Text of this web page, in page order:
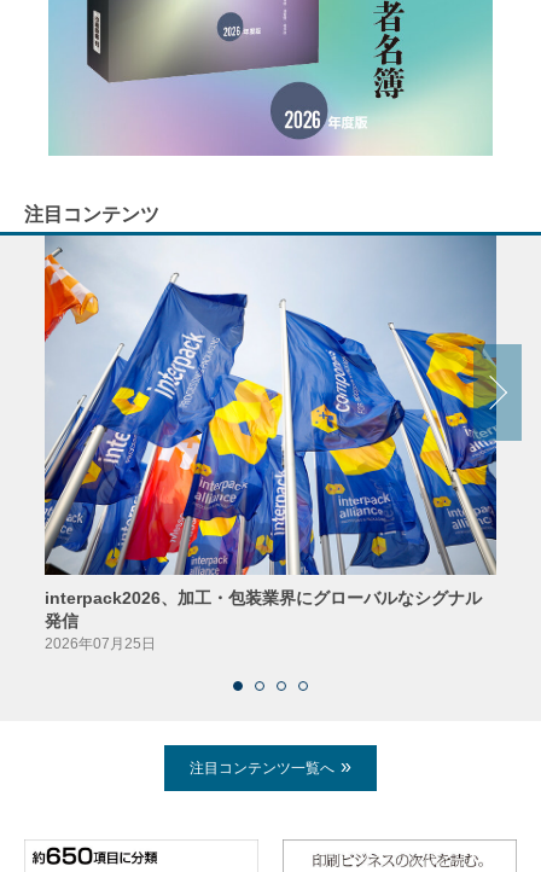
注目コンテンツ
interpack2026、加工・包装業界にグローバルなシグナル
発信
2026年07月25日
注目コンテンツ一覧へ